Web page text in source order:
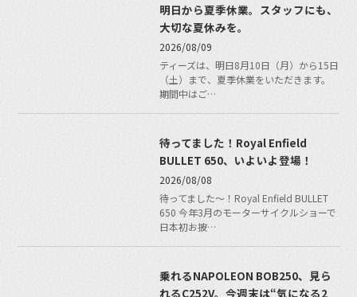
明日から夏季休業。スタッフにも、
大切な夏休みを。
2026/08/09
ティーズは、明日8月10日（月）から15日
（土）まで、夏季休業をいただきます。
期間中はご…
待ってました！Royal Enfield
BULLET 650、いよいよ登場！
2026/08/08
待ってました〜！Royal Enfield BULLET
650 今年3月のモーターサイクルショーで
日本初お披…
乗れるNAPOLEON BOB250、見ら
れるC252V。今週末は“気になる2